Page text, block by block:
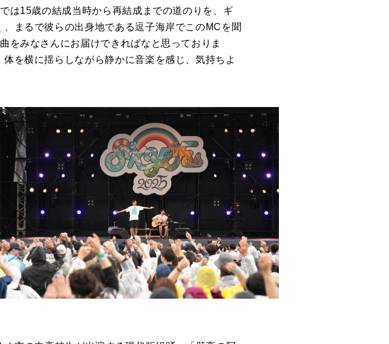
は15歳の結成当時から再結成までの道のりを、ギ
まるで彼らの出身地である逗子海岸でこのMCを聞
をみなさんにお届けできればなと思っておりま
を横に揺らしながら静かに音楽を感じ、気持ちよ